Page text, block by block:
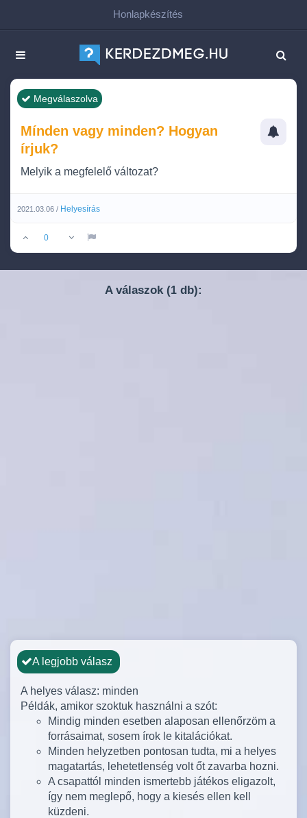
Honlapkészítés
Megválaszolva
Mínden vagy minden? Hogyan
írjuk?
Melyik a megfelelő változat?
2021.03.06 / Helyesírás
0
A válaszok (1 db):
A legjobb válasz
A helyes válasz: minden
Példák, amikor szoktuk használni a szót:
Mindig minden esetben alaposan ellenőrzöm a
forrásaimat, sosem írok le kitalációkat.
Minden helyzetben pontosan tudta, mi a helyes
magatartás, lehetetlenség volt őt zavarba hozni.
A csapattól minden ismertebb játékos eligazolt,
így nem meglepő, hogy a kiesés ellen kell
küzdeni.